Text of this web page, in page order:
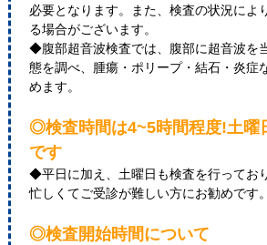
必要となります。また、検査の状況によ
る場合がございます。
◆腹部超音波検査では、腹部に超音波を
態を調べ、腫瘍・ポリープ・結石・炎症
めます。
◎検査時間は4~5時間程度!土曜
です
◆平日に加え、土曜日も検査を行ってお
忙しくてご受診が難しい方にお勧めです。
◎検査開始時間について